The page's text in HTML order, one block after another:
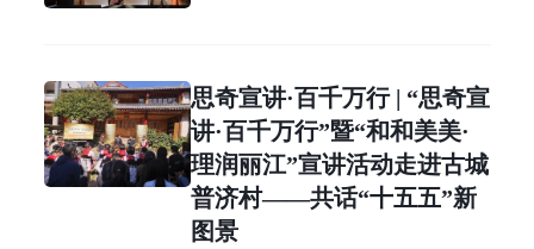
思奇宣讲·百千万行 | “思奇宣
讲·百千万行”暨“和和美美·
理润丽江”宣讲活动走进古城
普济村——共话“十五五”新
图景